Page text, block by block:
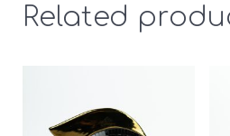
Related